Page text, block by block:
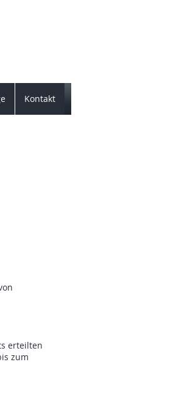
Kontakt
erteilten
zum